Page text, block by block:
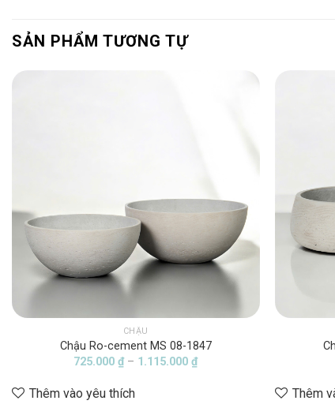
SẢN PHẨM TƯƠNG TỰ
CHẬU
Chậu Ro-cement MS 08-1847
725.000₫ – 1.115.000₫Khoảng
Thêm vào yêu thích Thêm